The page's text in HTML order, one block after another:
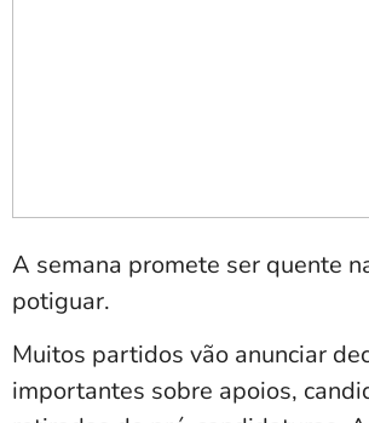
A semana promete ser quente
potiguar.
Muitos partidos vão anunciar
importantes sobre apoios,